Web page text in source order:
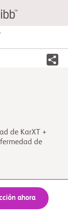
de KarXT +
de
ahora